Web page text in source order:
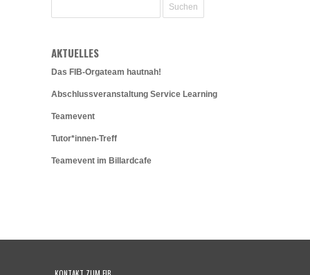
AKTUELLES
Das FIB-Orgateam hautnah!
Abschlussveranstaltung Service Learning
Teamevent
Tutor*innen-Treff
Teamevent im Billardcafe